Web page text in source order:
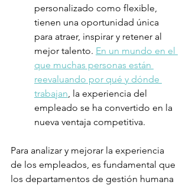
personalizado como flexible,
tienen una oportunidad única
para atraer, inspirar y retener al
mejor talento. En un mundo en el
que muchas personas están
reevaluando por qué y dónde
trabajan , la experiencia del
empleado se ha convertido en la
nueva ventaja competitiva.
Para analizar y mejorar la experiencia
de los empleados, es fundamental que
los departamentos de gestión humana